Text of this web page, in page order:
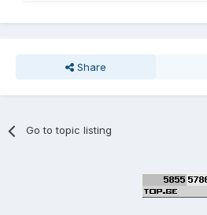
Share
Go to topic listing